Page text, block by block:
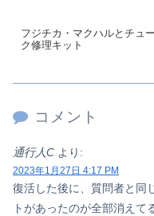
フジチカ・マクハルとチュ
ク修理キット
コメント
通行人C より:
2023年1月27日 4:17 PM
復活した後に、質問者と同
トがあったのが全部消え